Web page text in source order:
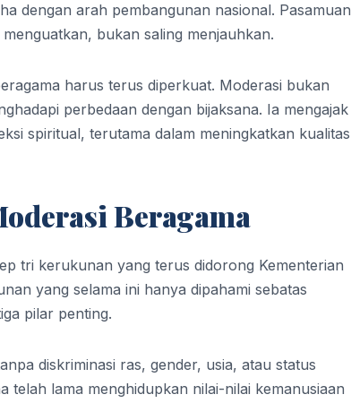
dengan arah pembangunan nasional. Pasamuan
bukan saling menjauhkan.
harus terus diperkuat. Moderasi bukan
perbedaan dengan bijaksana. Ia mengajak
spiritual, terutama dalam meningkatkan kualitas
Beragama
tri kerukunan yang terus didorong Kementerian
yang selama ini hanya dipahami sebatas
pilar penting.
diskriminasi ras, gender, usia, atau status
telah lama menghidupkan nilai-nilai kemanusiaan